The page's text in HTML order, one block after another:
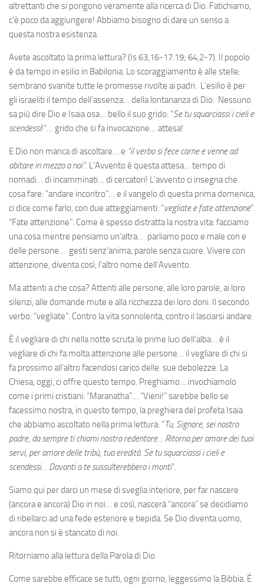
altrettanti che si pongono veramente alla ricerca di Dio. Fatichiamo,
c’è poco da aggiungere! Abbiamo bisogno di dare un senso a
questa nostra esistenza.
Avete ascoltato la prima lettura? (Is 63,16-17.19; 64,2-7). Il popolo
è da tempo in esilio in Babilonia. Lo scoraggiamento è alle stelle:
sembrano svanite tutte le promesse rivolte ai padri. L’esilio è per
gli israeliti il tempo dell’assenza… della lontananza di Dio. Nessuno
sa più dire Dio e Isaia osa… bello il suo grido: “Se tu squarciassi i cieli e
scendessi!”… grido che si fa invocazione… attesa!
E Dio non manca di ascoltare… e “il verbo si fece carne e venne ad
abitare in mezzo a noi”. L’Avvento è questa attesa… tempo di
nomadi… di incamminati… di cercatori! L’avvento ci insegna che
cosa fare: “andare incontro”… e il vangelo di questa prima domenica,
ci dice come farlo, con due atteggiamenti: “vegliate e fate attenzione”.
“Fate attenzione”. Come è spesso distratta la nostra vita: facciamo
una cosa mentre pensiamo un’altra… parliamo poco e male con e
delle persone… gesti senz’ani­ma, parole senza cuore. Vivere con
attenzione, diventa così, l’al­tro nome dell’Avvento.
Ma attenti a che cosa? Atten­ti alle persone, alle loro pa­role, ai loro
silenzi, alle domande mute e alla ricchezza dei loro doni. Il secondo
verbo: “vegliate”. Contro la vita sonnolenta, contro il lasciarsi andare.
È il vegliare di chi nella notte scruta le prime luci dell’alba… è il
vegliare di chi fa molta attenzione alle persone… il vegliare di chi si
fa prossimo all’altro facendosi carico delle sue debolezze. La
Chiesa, oggi, ci offre questo tempo. Preghiamo… invochiamolo
come i primi cristiani: “Maranatha”… “Vieni!” sarebbe bello se
facessimo nostra, in questo tempo, la preghiera del profeta Isaia
che abbiamo ascoltato nella prima lettura: “Tu, Signore, sei nostro
padre, da sempre ti chiami nostro redentore… Ritorna per amore dei tuoi
servi, per amore delle tribù, tua eredità. Se tu squarciassi i cieli e
scendessi… Davanti a te sussulterebbero i monti”.
Siamo qui per darci un mese di sveglia interiore, per far nascere
(ancora e ancora) Dio in noi… e così, nascerà “ancora” se decidiamo
di ribellarci ad una fede esteriore e tiepida. Se Dio diventa uomo,
ancora non si è stancato di noi.
Ritorniamo alla lettura della Parola di Dio.
Come sarebbe efficace se tutti, ogni giorno, leggessimo la Bibbia. È